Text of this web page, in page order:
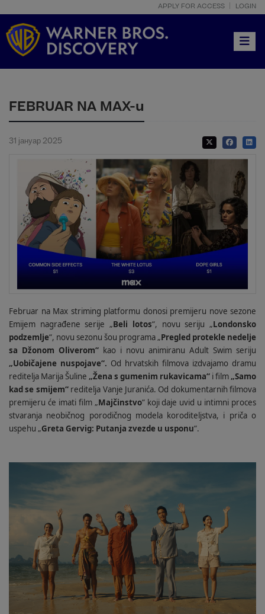
APPLY FOR ACCESS LOGIN
FEBRUAR NA MAX-u
31 јануар 2025
Februar na Max striming platformu donosi premijeru nove sezone
Emijem nagrađene serije „Beli lotos“, novu seriju „Londonsko
podzemlje“, novu sezonu šou programa „Pregled protekle nedelje
sa Džonom Oliverom“ kao i novu animiranu Adult Swim seriju
„Uobičajene nuspojave“. Od hrvatskih filmova izdvajamo dramu
reditelja Marija Šuline „Žena s gumenim rukavicama“ i film„Samo
kad se smijem“reditelja Vanje Juranića. Od dokumentarnih filmova
premijeru će imati film „Majčinstvo“ koji daje uvid u intimni proces
stvaranja neobičnog porodičnog modela koroditeljstva, i priča o
uspehu „Greta Gervig: Putanja zvezde u usponu“.